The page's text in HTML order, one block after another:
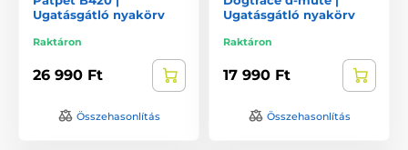
Ugatásgátló nyakörv
Raktáron
26 990 Ft
Összehasonlítás
Ugatásgátló nyakörv
Raktáron
17 990 Ft
Összehasonlítás